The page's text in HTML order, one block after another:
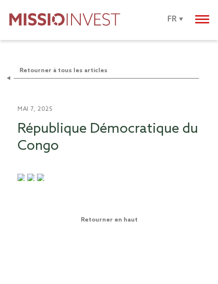
FR
Retourner à tous les articles
MAI 7, 2025
République Démocratique du
Congo
Retourner en haut